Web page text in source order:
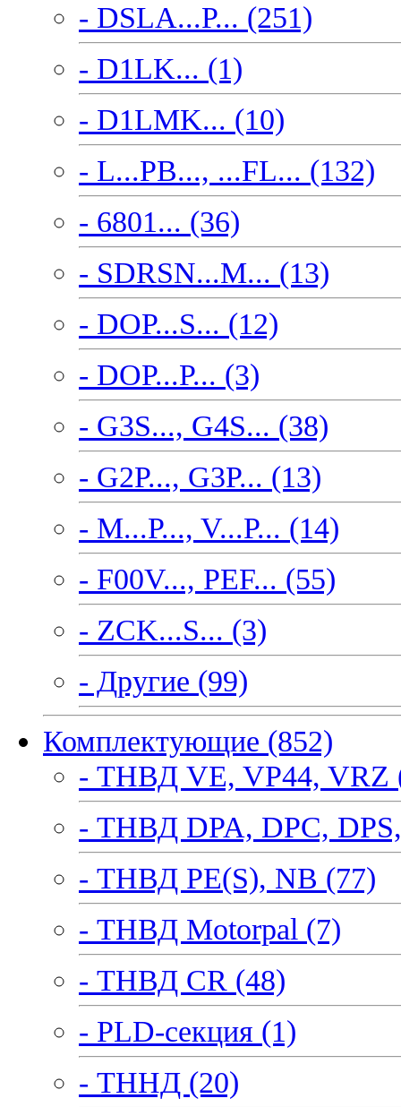
- DSLA...P... (251)
- D1LK... (1)
- D1LMK... (10)
- L...PB..., ...FL... (132)
- 6801... (36)
- SDRSN...M... (13)
- DOP...S... (12)
- DOP...P... (3)
- G3S..., G4S... (38)
- G2P..., G3P... (13)
- M...P..., V...P... (14)
- F00V..., PEF... (55)
- ZCK...S... (3)
- Другие (99)
Комплектующие (852)
- ТНВД VE, VP44, VRZ
- ТНВД DPA, DPC,
- ТНВД PE(S), NB (77)
- ТНВД Motorpal (7)
- ТНВД CR (48)
- PLD-секция (1)
- ТННД (20)